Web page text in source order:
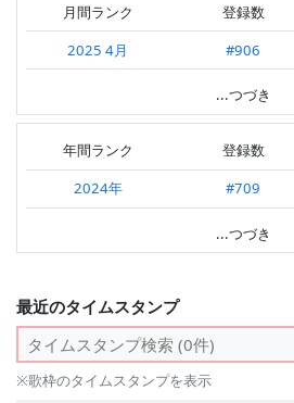
2025.04 第4週
---
2025.04 第3週
#425
2025.03 第4週
#465
2025.02 第2週
#598
2025.02 第1週
#547
2025.01 第4週
#549
2024.12 第5週
---
2024.12 第4週
#441
月間ランク 登録数
2025 4月
#906
---
2024 12月
---
2024 11月
#489
2024 10月
---
2024 7月
2024 6月
2024 5月
...つづき
年間ランク 登録数
2024年
#709
#361
2021年
...つづき
最近のタイムスタンプ
※歌枠のタイムスタンプを表示